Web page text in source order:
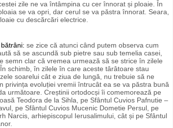
zile ne va întâmpina cu cer înnorat și ploaie. În
se va opri, dar cerul se va păstra înnorat. Seara,
cu descărcări electrice.
se zice că atunci când putem observa cum
să se ascundă sub pietre sau sub temelia casei,
semn clar că vremea urmează să se strice în zilele
schimb, în zilele în care aceste târâtoare stau
soarelui cât e ziua de lungă, nu trebuie să ne
privința evoluției vremii întrucât ea se va păstra bună
următoare. Creștinii ortodocși îi comemorează pe
Teodora de la Sihla, pe Sfântul Cuvios Pafnutie –
pe Sfântul Cuvios Mucenic Dometie Persul, pe
Narcis, arhiepiscopul Ierusalimului, cât și pe Sfântul